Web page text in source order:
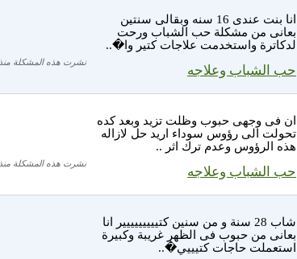
انا بنت عندى 16 سنه وبقالى سنتين
بعانى من مشكلة حب الشباب ورحت
لدكاترة واستخدمت علاجات كتير وا�..
حب الشباب وعلاجه
نشرت هذه المشكلة منذ 9 سنة
ان فى وجهى حبوب وظلت تزيد وبعد كده
تحولت الى رؤوس سوداء اريد حل لازاله
هذه الرؤوس وعدم ترك اثر ..
حب الشباب وعلاجه
نشرت هذه المشكلة منذ 9 سنة
شاب 28 سنة و من سنين كتييييييييير انا
بعانى من حبوب فى الظهر غريبة وكبيرة
استعملت حاجات كتيييي�..